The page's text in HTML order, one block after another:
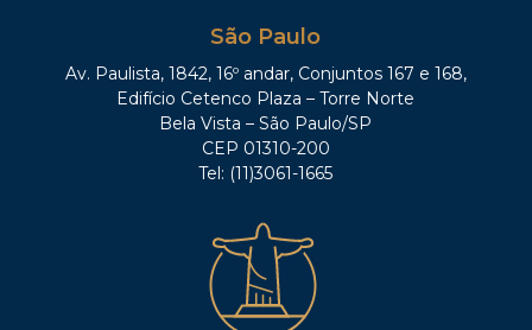
São Paulo
Av. Paulista, 1842, 16º andar, Conjuntos 167 e 168,
Edifício Cetenco Plaza – Torre Norte
Bela Vista – São Paulo/SP
CEP 01310-200
Tel: (11)3061-1665